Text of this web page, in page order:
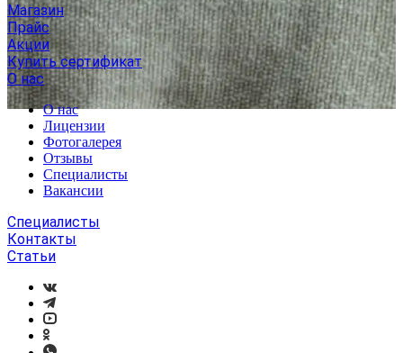
Магазин
Прайс
Акции
Купить сертификат
О нас
О нас
Лицензии
Фотогалерея
Отзывы
Специалисты
Вакансии
Специалисты
Контакты
Статьи